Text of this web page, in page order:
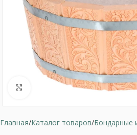
Нажмите, чтобы увеличить
Главная Каталог товаров Бондарные